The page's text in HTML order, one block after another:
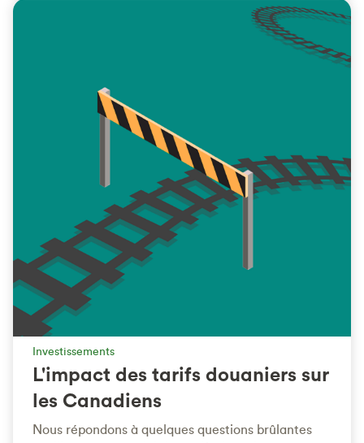
Investissements
L'impact des tarifs douaniers sur
les Canadiens
Nous répondons à quelques questions brûlantes